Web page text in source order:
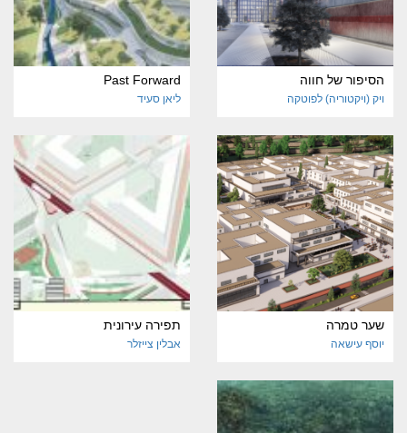
הסיפור של חווה
ויק (ויקטוריה) לפוטקה
Past Forward
ליאן סעיד
שער טמרה
יוסף עישאה
תפירה עירונית
אבלין צייזלר